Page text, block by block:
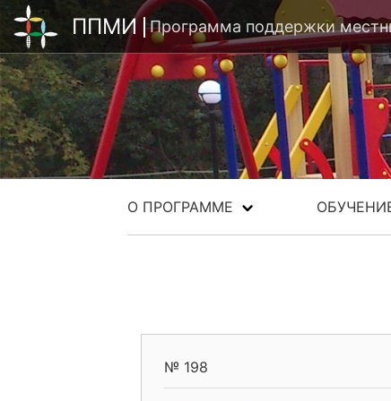
ППМИ Программа поддержки
О ПРОГРАММЕ
№ 198